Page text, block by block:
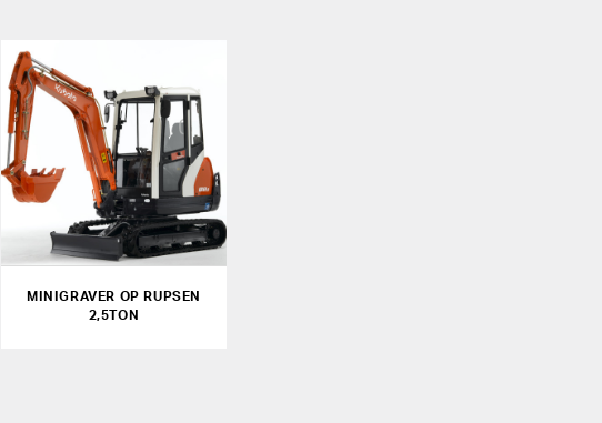
MINIGRAVER OP RUPSEN
2,5TON